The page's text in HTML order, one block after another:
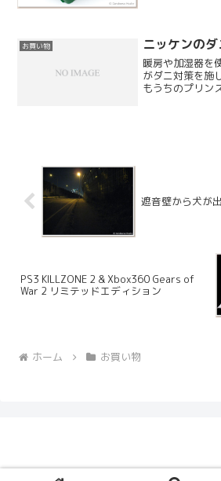
ので購入しまし
お買い物 ニッケンの
暖房や加湿器を
がダニ対策を施
もうちのプリン
遮音壁から犬が
PS3 KILLZONE 2 & Xbox360 Gears of
War 2 リミテッドエディション
ホーム お買い物